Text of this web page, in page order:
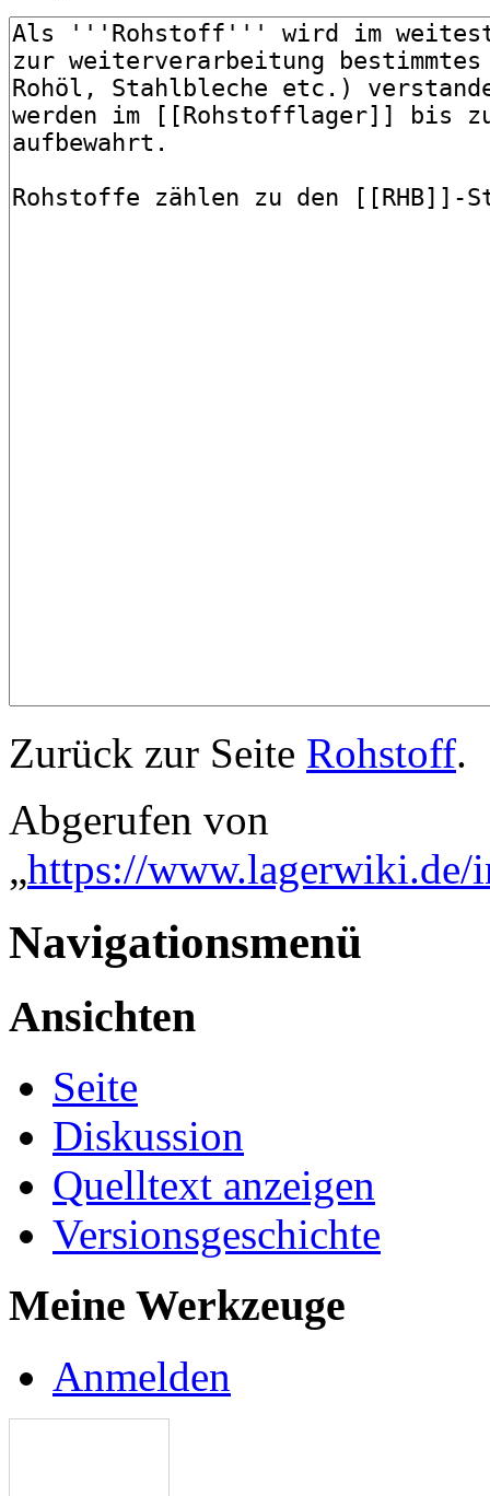
Zurück zur Seite Rohstoff.
Abgerufen von
„https://www.lagerwiki.de/
Navigationsmenü
Ansichten
Seite
Diskussion
Quelltext anzeigen
Versionsgeschichte
Meine Werkzeuge
Anmelden